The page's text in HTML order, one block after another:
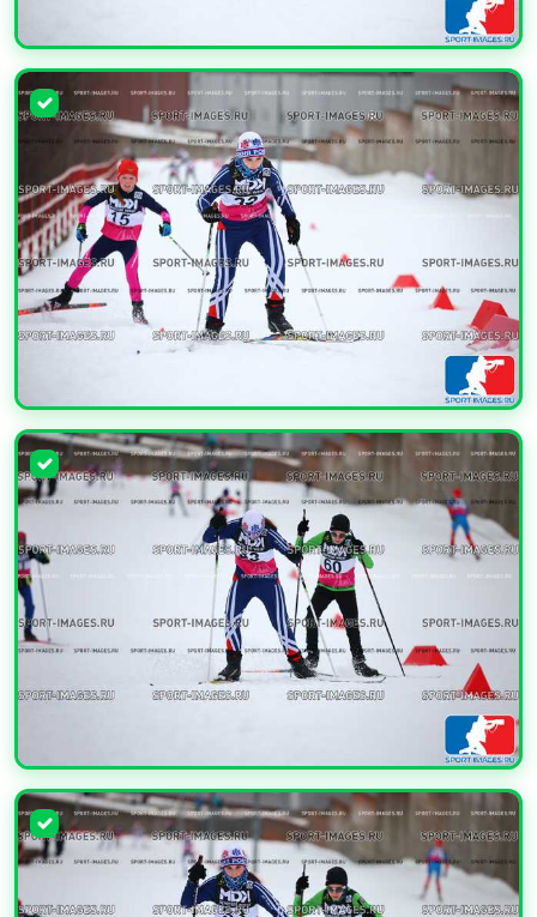
УВЕЛИЧИТЬ
УВЕЛИЧИТЬ
УВЕЛИЧИТЬ